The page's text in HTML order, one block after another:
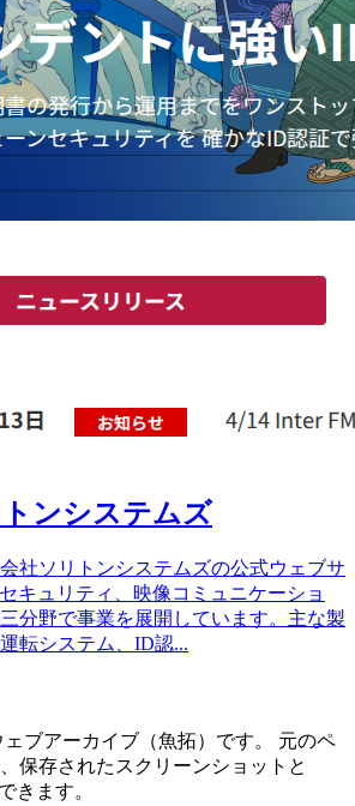
ンシステムズ
社ソリトンシステムズの公式ウェブサ
キュリティ、映像コミュニケーショ
分野で事業を展開しています。主な製
転システム、ID認...
ブアーカイブ（魚拓）です。
元のペ
保存されたスクリーンショットと
きます。